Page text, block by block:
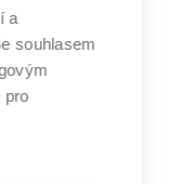
a
souhlasem
pro